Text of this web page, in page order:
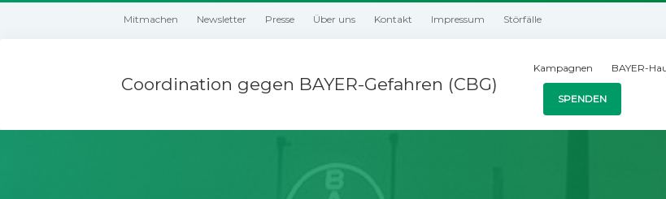
Mitmachen Newsletter Presse Über uns Kontakt Impressum Störfälle
Coordination gegen BAYER-Gefahren (CBG)
Kampagnen BAYER-
SPENDEN